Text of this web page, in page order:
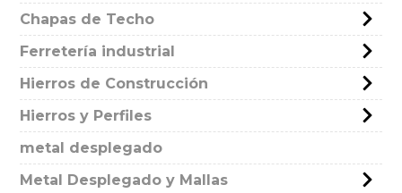
Chapas de Techo
Ferretería industrial
Hierros de Construcción
Hierros y Perfiles
metal desplegado
Metal Desplegado y Mallas